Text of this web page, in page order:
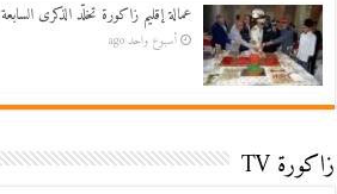
عمالة إقليم زاكورة تخلّد الذكرى
أسبوع واحد ago
زاكورة TV